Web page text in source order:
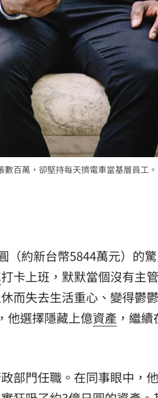
百萬，卻堅持每天擠電車當基層員工
（約新台幣5844萬元）的
打卡上班，默默當個沒有主
而失去生活重心、變得鬱
他選擇隱藏上億資產 ，繼
部門任職。在同事眼中，